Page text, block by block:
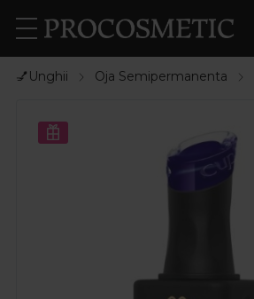
💅Unghii Oja Semipermanenta